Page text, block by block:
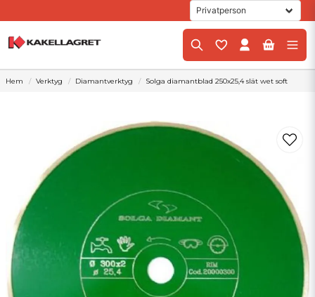
Hem Verktyg Diamantverktyg Solga diamantblad 250x25,4 slät wet soft